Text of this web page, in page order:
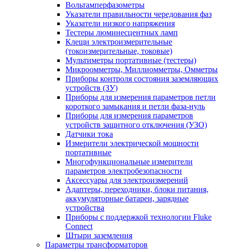
Вольтамперфазометры
Указатели правильности чередования фаз
Указатели низкого напряжения
Тестеры люминесцентных ламп
Клещи электроизмерительные
(токоизмерительные, токовые)
Мультиметры портативные (тестеры)
Микроомметры, Миллиомметры, Омметры
Приборы контроля состояния заземляющих
устройств (ЗУ)
Приборы для измерения параметров петли
короткого замыкания и петли фаза-нуль
Приборы для измерения параметров
устройств защитного отключения (УЗО)
Датчики тока
Измерители электрической мощности
портативные
Многофункциональные измерители
параметров электробезопасности
Аксессуары для электроизмерений
Адаптеры, переходники, блоки питания,
аккумуляторные батареи, зарядные
устройства
Приборы с поддержкой технологии Fluke
Connect
Штыри заземления
Параметры трансформаторов